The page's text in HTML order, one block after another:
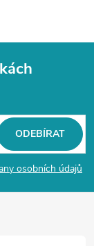
osobních údajů
ODEBÍRAT